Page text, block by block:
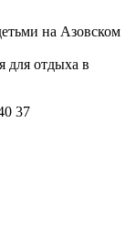
на Азовском
для отдыха в
37